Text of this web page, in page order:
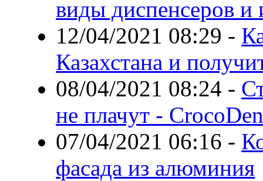
виды диспенсеров и
12/04/2021 08:29 -
Казахстана и
08/04/2021 08:24 -
не плачут -
07/04/2021 06:16 -
фасада из алюминия